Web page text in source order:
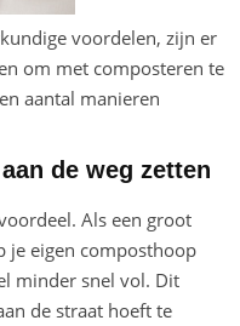
voordelen, zijn er
om met composteren te
aantal manieren
de weg zetten
Als een groot
je eigen composthoop
minder snel vol. Dit
de straat hoeft te